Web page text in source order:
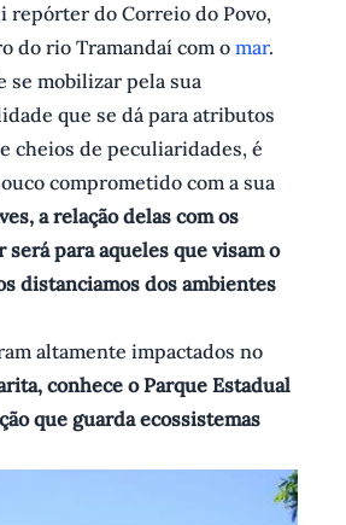
repórter do Correio do Povo,
do rio Tramandaí com omar.
se mobilizar pela sua
que se dá para atributos
cheios de peculiaridades, é
comprometido com a sua
a relação delas com os
para aqueles que visam o
distanciamos dos ambientes
altamente impactados no
conhece o Parque Estadual
que guarda ecossistemas